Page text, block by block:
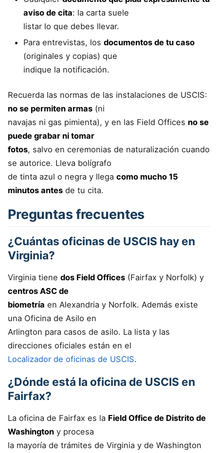
aviso de cita: la carta suele
listar lo que debes llevar.
Para entrevistas, los documentos de tu caso
(originales y copias) que
indique la notificación.
Recuerda las normas de las instalaciones de USCIS:
no se permiten armas (ni
navajas ni gas pimienta), y en las Field Offices no se
puede grabar ni tomar
fotos, salvo en ceremonias de naturalización cuando
se autorice. Lleva bolígrafo
de tinta azul o negra y llega como mucho 15
minutos antes de tu cita.
Preguntas frecuentes
¿Cuántas oficinas de USCIS hay en
Virginia?
Virginia tiene dos Field Offices (Fairfax y Norfolk) y
centros ASC de
biometría en Alexandria y Norfolk. Además existe
una Oficina de Asilo en
Arlington para casos de asilo. La lista y las
direcciones oficiales están en el
Localizador de oficinas de USCIS.
¿Dónde está la oficina de USCIS en
Fairfax?
La oficina de Fairfax es la Field Office de Distrito de
Washington y procesa
la mayoría de trámites de Virginia y de Washington